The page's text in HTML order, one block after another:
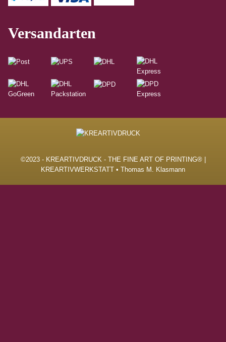
Versandarten
©2023 - KREARTIVDRUCK - THE FINE ART OF PRINTING® |
KREARTIVWERKSTATT • Thomas M. Klasmann